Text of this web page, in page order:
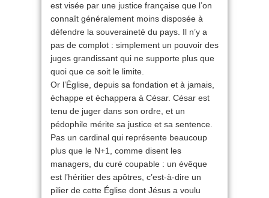
est visée par une justice française que l’on
connaît généralement moins disposée à
défendre la souveraineté du pays. Il n’y a
pas de complot : simplement un pouvoir des
juges grandissant qui ne supporte plus que
quoi que ce soit le limite.
Or l’Église, depuis sa fondation et à jamais,
échappe et échappera à César. César est
tenu de juger dans son ordre, et un
pédophile mérite sa justice et sa sentence.
Pas un cardinal qui représente beaucoup
plus que le N+1, comme disent les
managers, du curé coupable : un évêque
est l’héritier des apôtres, c’est-à-dire un
pilier de cette Église dont Jésus a voulu